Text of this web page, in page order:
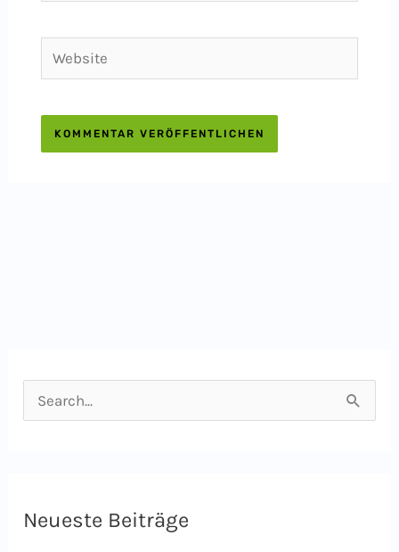
Website
u
e
Neueste Beiträge